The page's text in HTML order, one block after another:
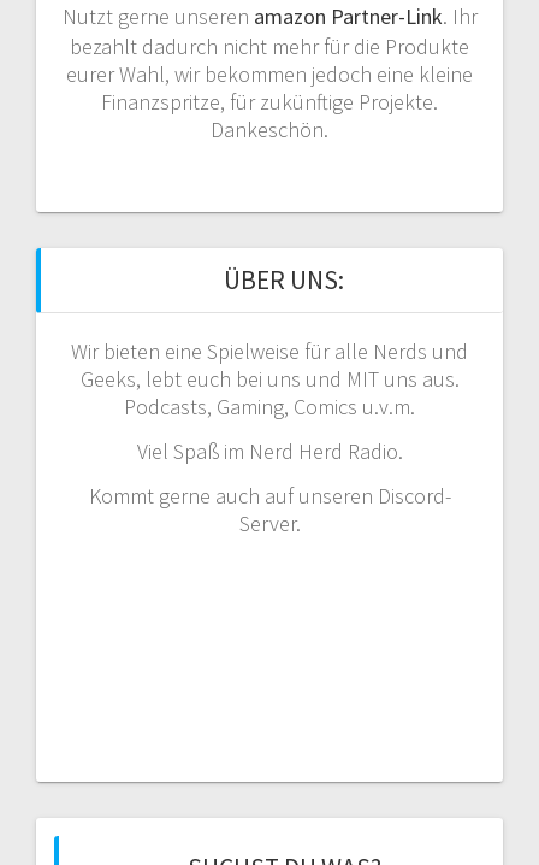
Nutzt gerne unseren amazon Partner-Link. Ihr
bezahlt dadurch nicht mehr für die Produkte
eurer Wahl, wir bekommen jedoch eine kleine
Finanzspritze, für zukünftige Projekte.
Dankeschön.
ÜBER UNS:
Wir bieten eine Spielweise für alle Nerds und
Geeks, lebt euch bei uns und MIT uns aus.
Podcasts, Gaming, Comics u.v.m.
Viel Spaß im Nerd Herd Radio.
Kommt gerne auch auf unseren Discord-
Server.